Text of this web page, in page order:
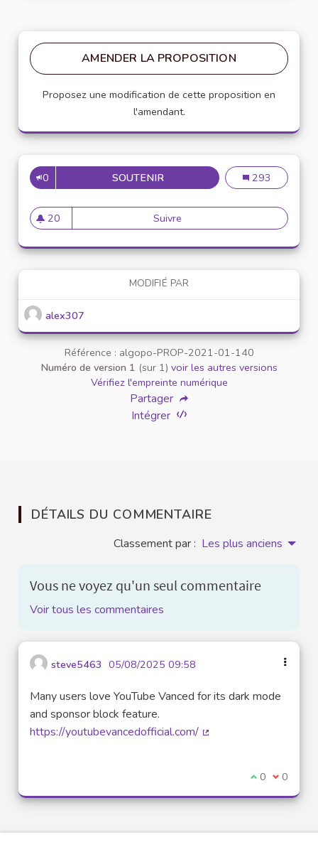
AMENDER LA PROPOSITION
Proposez une modification de cette proposition en
l'amendant.
0 SOUTENIRMISE EN PLACE DEMise en place
293
20
20 abonnés
Suivre Mise en place de référents
MODIFIÉ PAR
alex307
Référence : algopo-PROP-2021-01-140
Numéro de version 1 (sur 1) voir les autres versions
Vérifiez l'empreinte numérique
Partager
Intégrer
DÉTAILS DU COMMENTAIRE
Classement par : Les plus anciens
Vous ne voyez qu'un seul commentaire
Voir tous les commentaires
steve5463 05/08/2025 09:58
Many users love YouTube Vanced for its dark mode
and sponsor block feature.
https://youtubevancedofficial.com/
Je suis
0 Je ne
0